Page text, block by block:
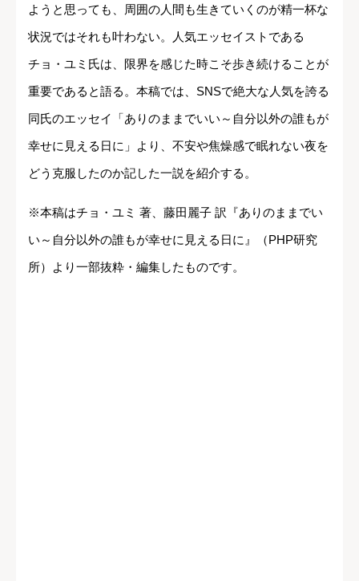
ようと思っても、周囲の人間も生きていくのが精一杯な
状況ではそれも叶わない。人気エッセイストである
チョ・ユミ氏は、限界を感じた時こそ歩き続けることが
重要であると語る。本稿では、SNSで絶大な人気を誇る
同氏のエッセイ「ありのままでいい～自分以外の誰もが
幸せに見える日に」より、不安や焦燥感で眠れない夜を
どう克服したのか記した一説を紹介する。
※本稿はチョ・ユミ 著、藤田麗子 訳『ありのままでい
い～自分以外の誰もが幸せに見える日に』（PHP研究
所）より一部抜粋・編集したものです。